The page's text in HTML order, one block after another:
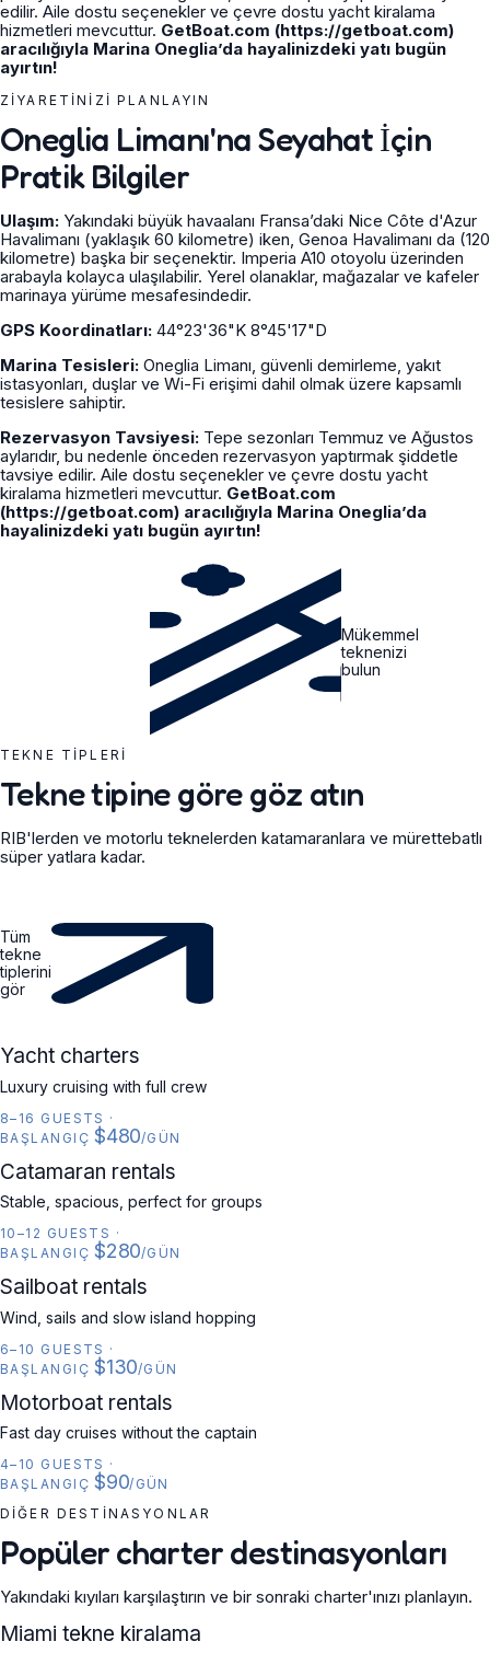
edilir. Aile dostu seçenekler ve çevre dostu yacht kiralama
hizmetleri mevcuttur. GetBoat.com (https://getboat.com)
aracılığıyla Marina Oneglia’da hayalinizdeki yatı bugün
ayırtın!
ZIYARETINIZI PLANLAYIN
Oneglia Limanı'na Seyahat İçin
Pratik Bilgiler
Ulaşım: Yakındaki büyük havaalanı Fransa’daki Nice Côte d'Azur
Havalimanı (yaklaşık 60 kilometre) iken, Genoa Havalimanı da (120
kilometre) başka bir seçenektir. Imperia A10 otoyolu üzerinden
arabayla kolayca ulaşılabilir. Yerel olanaklar, mağazalar ve kafeler
marinaya yürüme mesafesindedir.
GPS Koordinatları: 44°23'36"K 8°45'17"D
Marina Tesisleri: Oneglia Limanı, güvenli demirleme, yakıt
istasyonları, duşlar ve Wi-Fi erişimi dahil olmak üzere kapsamlı
tesislere sahiptir.
Rezervasyon Tavsiyesi: Tepe sezonları Temmuz ve Ağustos
aylarıdır, bu nedenle önceden rezervasyon yaptırmak şiddetle
tavsiye edilir. Aile dostu seçenekler ve çevre dostu yacht
kiralama hizmetleri mevcuttur. GetBoat.com
(https://getboat.com) aracılığıyla Marina Oneglia’da
hayalinizdeki yatı bugün ayırtın!
Mükemmel
teknenizi
bulun
TEKNE TIPLERI
Tekne tipine göre göz atın
RIB'lerden ve motorlu teknelerden katamaranlara ve mürettebatlı
süper yatlara kadar.
Tüm
tekne
tiplerini
gör
YACHT
Yacht charters
Luxury cruising with full crew
8–16 GUESTS ·
BAŞLANGIÇ $480/GÜN
CATAMARAN
Catamaran rentals
Stable, spacious, perfect for groups
10–12 GUESTS ·
BAŞLANGIÇ $280/GÜN
SAILBOAT
Sailboat rentals
Wind, sails and slow island hopping
6–10 GUESTS ·
BAŞLANGIÇ $130/GÜN
MOTORBOAT
Motorboat rentals
Fast day cruises without the captain
4–10 GUESTS ·
BAŞLANGIÇ $90/GÜN
DIĞER DESTINASYONLAR
Popüler charter destinasyonları
Yakındaki kıyıları karşılaştırın ve bir sonraki charter'ınızı planlayın.
USA
Miami tekne kiralama